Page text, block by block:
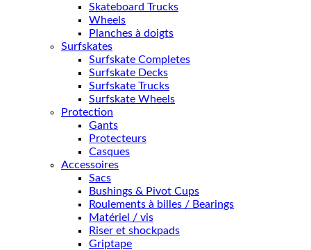
Skateboard Trucks
Wheels
Planches à doigts
Surfskates
Surfskate Completes
Surfskate Decks
Surfskate Trucks
Surfskate Wheels
Protection
Gants
Protecteurs
Casques
Accessoires
Sacs
Bushings & Pivot Cups
Roulements à billes / Bearings
Matériel / vis
Riser et shockpads
Griptape